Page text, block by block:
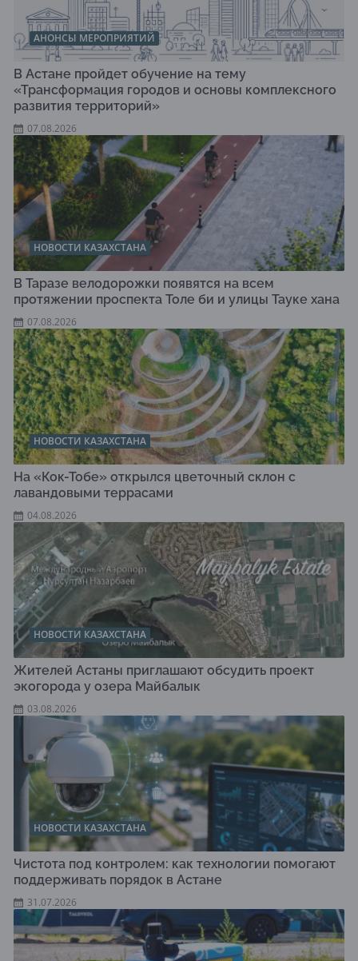
АНОНСЫ МЕРОПРИЯТИЙ
В Астане пройдет обучение на тему
«Трансформация городов и основы комплексного
развития территорий»
07.08.2026
НОВОСТИ КАЗАХСТАНА
В Таразе велодорожки появятся на всем
протяжении проспекта Толе би и улицы Тауке хана
07.08.2026
НОВОСТИ КАЗАХСТАНА
На «Кок-Тобе» открылся цветочный склон с
лавандовыми террасами
04.08.2026
НОВОСТИ КАЗАХСТАНА
Жителей Астаны приглашают обсудить проект
экогорода у озера Майбалык
03.08.2026
НОВОСТИ КАЗАХСТАНА
Чистота под контролем: как технологии помогают
поддерживать порядок в Астане
31.07.2026